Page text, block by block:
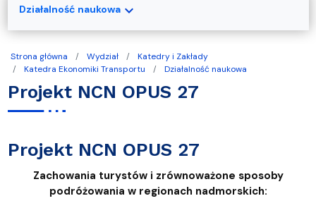
Strona główna Wydział
Katedry i Zakłady
Katedra Ekonomiki Transportu
Działalność naukowa
Projekt NCN OPUS 27
Projekt NCN OPUS 27
Zachowania turystów i zrównoważone sposoby
podróżowania w regionach nadmorskich:
Działalność naukowaexpand_more